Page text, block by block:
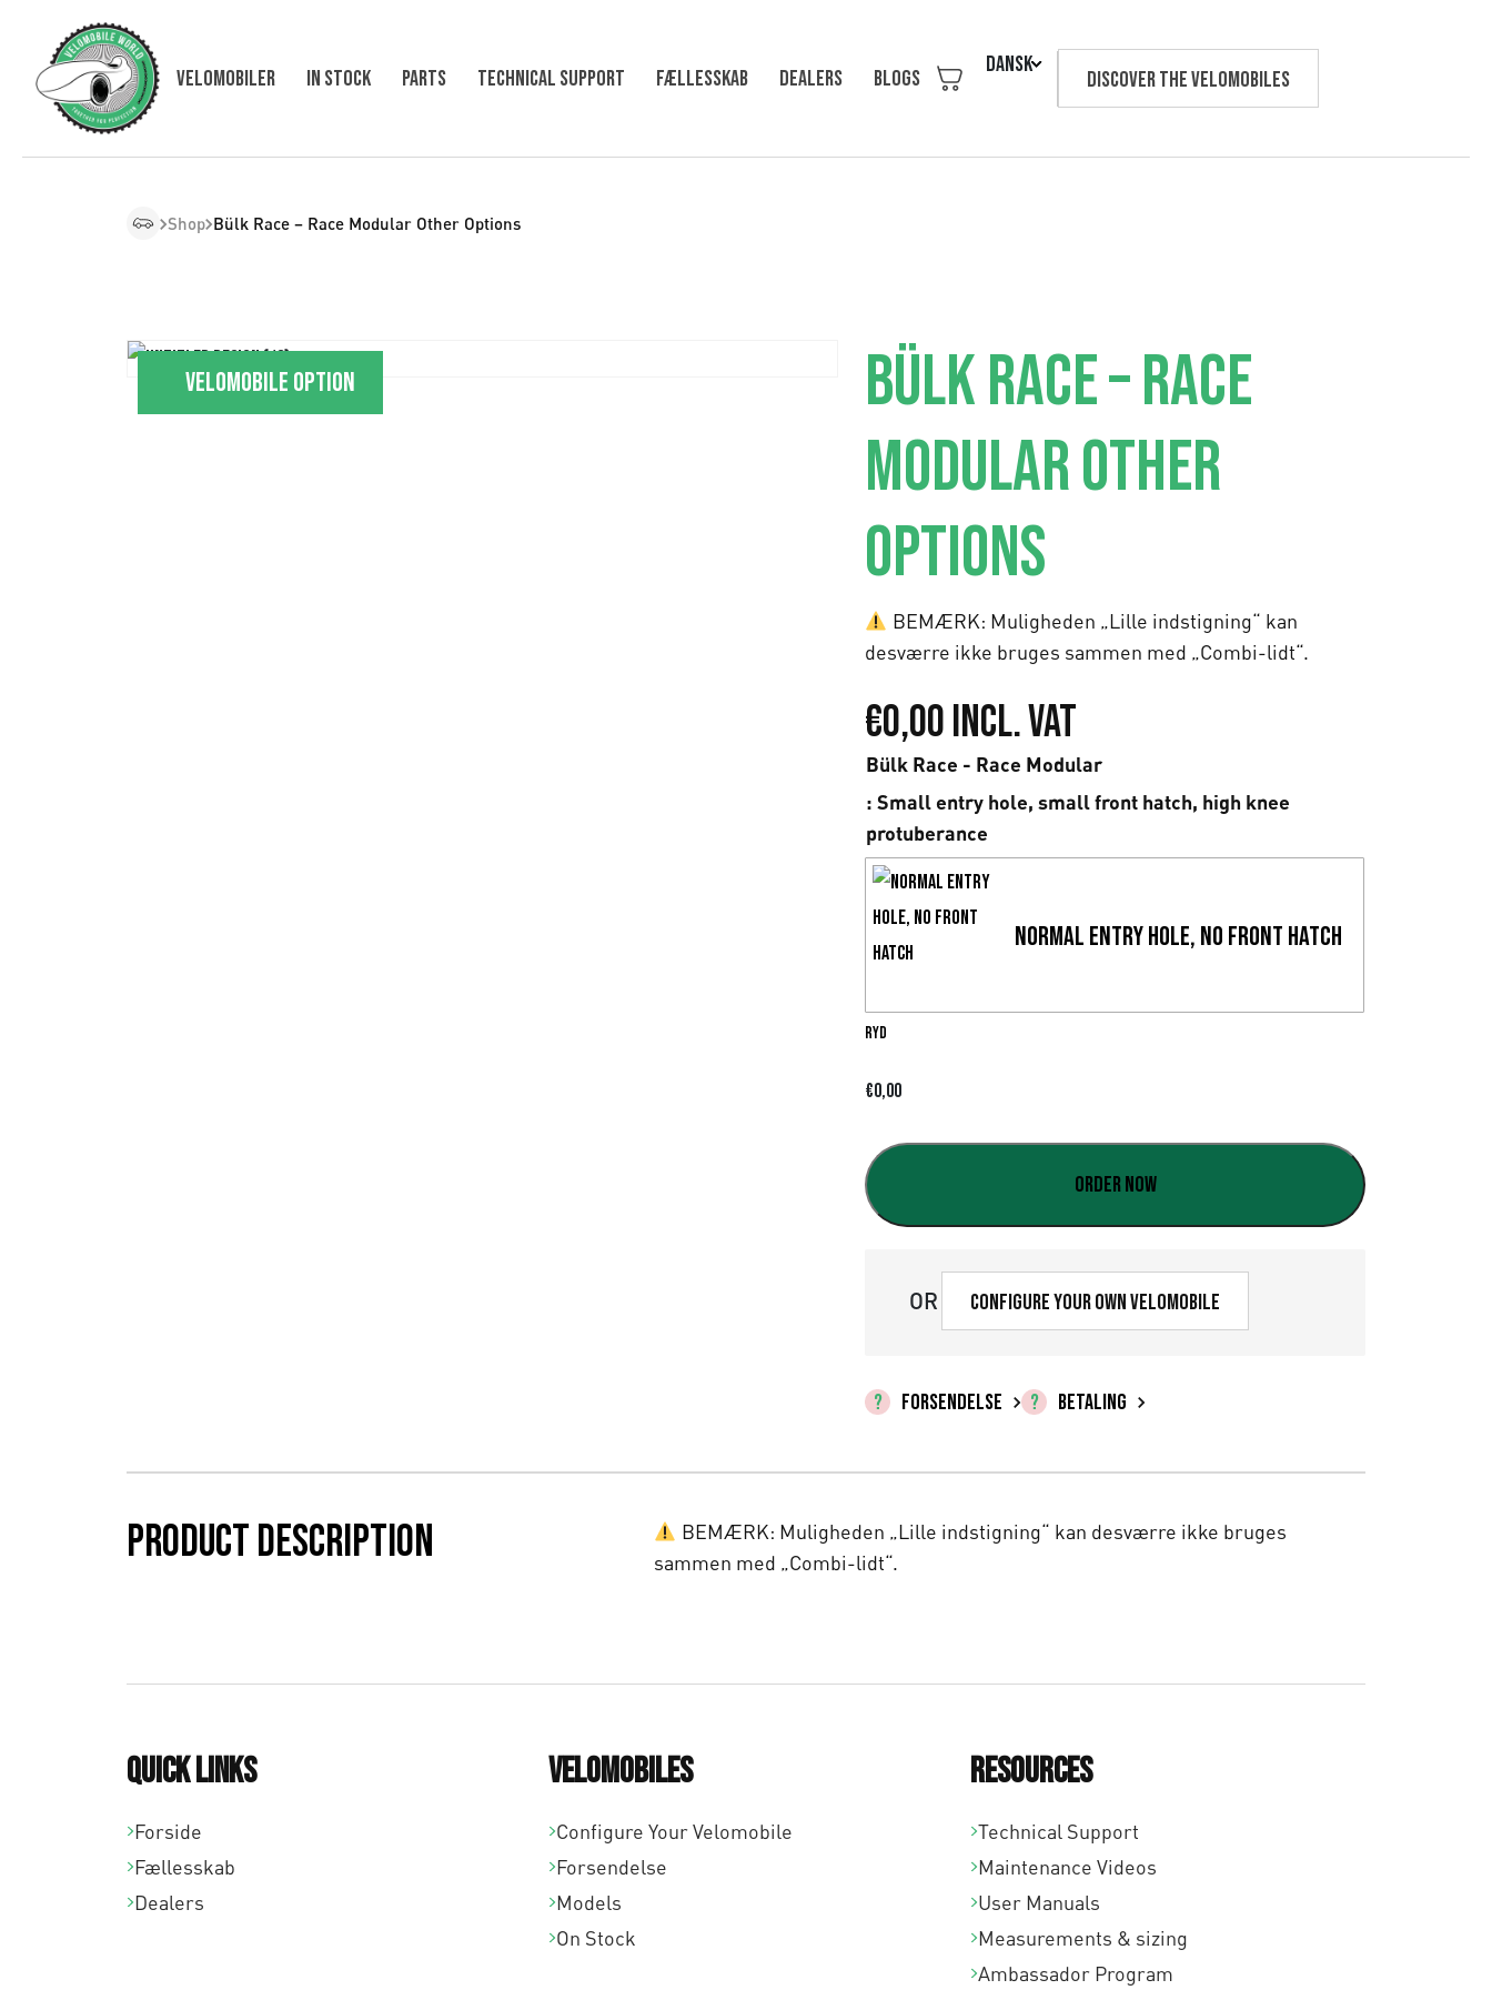
Velomobiler In Stock Parts Technical support Fællesskab Dealers Blogs
Dansk
Discover the velomobiles
Shop Bülk Race – Race Modular Other Options
Velomobile option
BÜLK RACE – RACE
MODULAR OTHER
OPTIONS
BEMÆRK: Muligheden „Lille indstigning“ kan
desværre ikke bruges sammen med „Combi-lidt“.
€0,00Incl. VAT
Bülk Race - Race Modular
: Small entry hole, small front hatch, high knee
protuberance
Normal entry hole, no front hatch
Ryd
€0,00
Order now
OR Configure your own velomobile
FORSENDELSE BETALING
Product description
BEMÆRK: Muligheden „Lille indstigning“ kan desværre ikke bruges
sammen med „Combi-lidt“.
Quick links
Forside
Fællesskab
Dealers
Velomobiles
Configure Your Velomobile
Forsendelse
Models
On Stock
Resources
Technical Support
Maintenance Videos
User Manuals
Measurements & sizing
Ambassador Program